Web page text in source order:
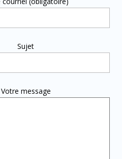
Sujet
Votre message